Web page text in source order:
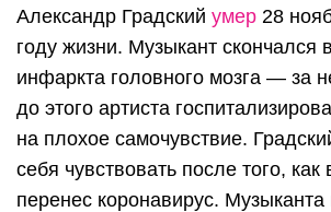
Александр Градский умер 28
году жизни. Музыкант скончался
инфаркта головного мозга — за
до этого артиста
на плохое самочувствие.
себя чувствовать после того, как
перенес коронавирус. Музыканта